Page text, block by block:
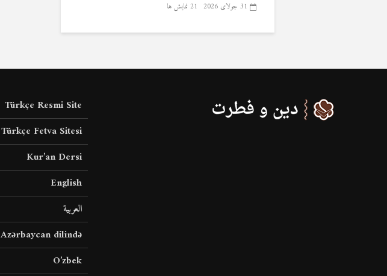
31 جولای 2026 21 نمایش ها
Türkçe Resmi Site
Türkçe Fetva Sitesi
Kur’an Dersi
English
العربية
Azərbaycan dilində
O’zbek